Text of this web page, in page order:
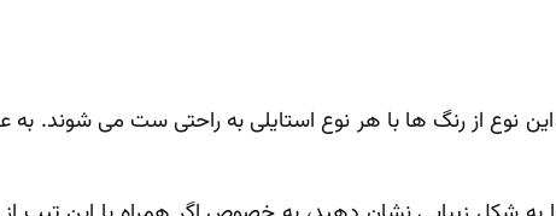
نوع از رنگ ها با هر نوع استایلی به راحتی ست می‌ شوند. به